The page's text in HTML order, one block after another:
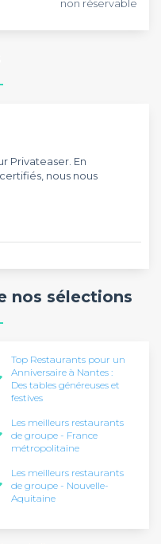
non réservable
Privateaser. En
nous nous
nos sélections
Top Restaurants pour un
Anniversaire à Nantes :
Des tables généreuses et
festives
Les meilleurs restaurants
de groupe - France
métropolitaine
Les meilleurs restaurants
de groupe - Nouvelle-
Aquitaine